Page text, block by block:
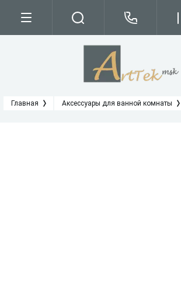
Главная Аксессуары для ванной комнаты